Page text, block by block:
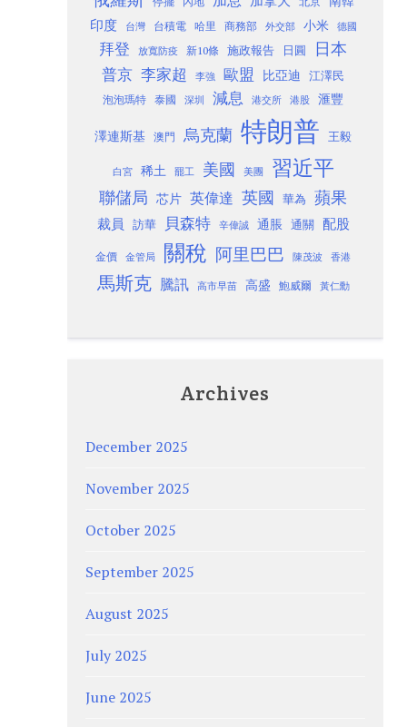
印度
台灣 台積電 哈里 商務部 外交部 小米 德國
拜登 放寬防疫 新10條 施政報告 日圓 日本
普京 李家超 李強 歐盟 比亞迪 江澤民
泡泡瑪特 泰國 深圳 減息 港交所 港股 滙豐
澤連斯基 澳門 烏克蘭 特朗普 王毅
白宮 稀土 罷工 美國 美團 習近平
聯儲局 芯片 英偉達 英國 華為 蘋果
裁員 訪華 貝森特 辛偉誠 通脹 通關 配股
金價 金管局 關稅 阿里巴巴 陳茂波 香港
馬斯克 騰訊 高市早苗 高盛 鮑威爾 黃仁勳
Archives
December 2025
November 2025
October 2025
September 2025
August 2025
July 2025
June 2025